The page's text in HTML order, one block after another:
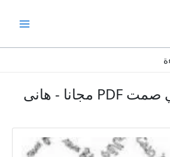
قراءة وقالها في صمت PDF مجانا - هانى